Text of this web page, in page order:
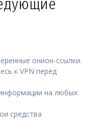
онион-ссылки.
к VPN перед
на любых
средства